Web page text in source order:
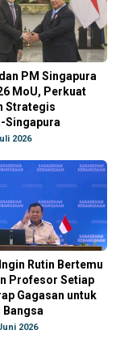
PM Singapura
MoU, Perkuat
Strategis
Singapura
2026
Rutin Bertemu
Profesor Setiap
Gagasan untuk
Bangsa
2026